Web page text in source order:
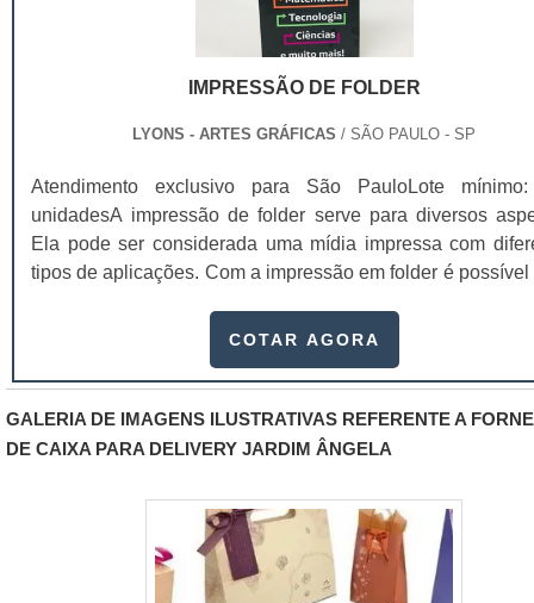
larga experiência na produção de cartela com verniz
skin, asseguramos à nossos clientes algumas
nosso fluxo de trabalho uso de matérias primas de
cores e qualidade de impressão, aplicação de
embalagem vacuum form, acabamento de
atendimento diferenciado na apresentação de
atendam as mais variadas necessidades do mercado..
IMPRESSÃO DE FOLDER
LYONS - ARTES GRÁFICAS / SÃO PAULO - SP
Atendimento exclusivo para São PauloLote
unidadesA impressão de folder serve para diversos
Ela pode ser considerada uma mídia impressa com
tipos de aplicações. Com a impressão em folder é possível
rápida.Funções realizadas pelo folderApresentar
evento; Divulgar um serviço ou produto
outros.No folder dá para incluir orientações e até
opiniões, independente se publicitárias ou políticas.
pessoas procurarem por folders para suas
principalmente devido ao seu alto alcance,
possibilidades de atrair possíveis prospects para o local/
em exposição. Um dos principais benefícios de se
COTAR AGORA
GALERIA DE IMAGENS ILUSTRATIVAS REFERENTE A
DE CAIXA PARA DELIVERY JARDIM ÂNGELA